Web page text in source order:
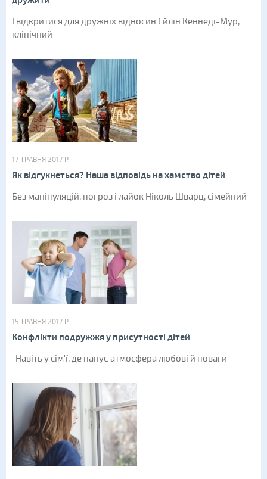
І відкритися для дружніх відносин Ейлін Кеннеді-Мур,
клінічний
17 ТРАВНЯ 2017 Р.
Як відгукнеться? Наша відповідь на хамство дітей
Без маніпуляцій, погроз і лайок Ніколь Шварц, сімейний
15 ТРАВНЯ 2017 Р.
Конфлікти подружжя у присутності дітей
Навіть у сім'ї, де панує атмосфера любові й поваги